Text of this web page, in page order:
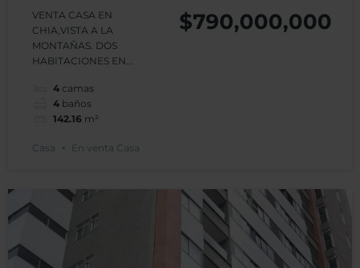
Ventto
Reservado
Chia
VENTA CASA EN
CHIA,VISTA A LA
MONTAÑAS. DOS
HABITACIONES EN...
4 camas
4 baños
142.16 m²
$790,000,000
Casa En venta Casa